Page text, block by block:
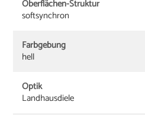
Oberflächen-Struktur
softsynchron
Farbgebung
hell
Optik
Landhausdiele